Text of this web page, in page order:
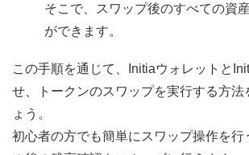
そこで、スワップ後のすべての資
ができます。
この手順を通じて、Initiaウォレットと
せ、トークンのスワップを実行する方法
ょう。
初心者の方でも簡単にスワップ操作を行